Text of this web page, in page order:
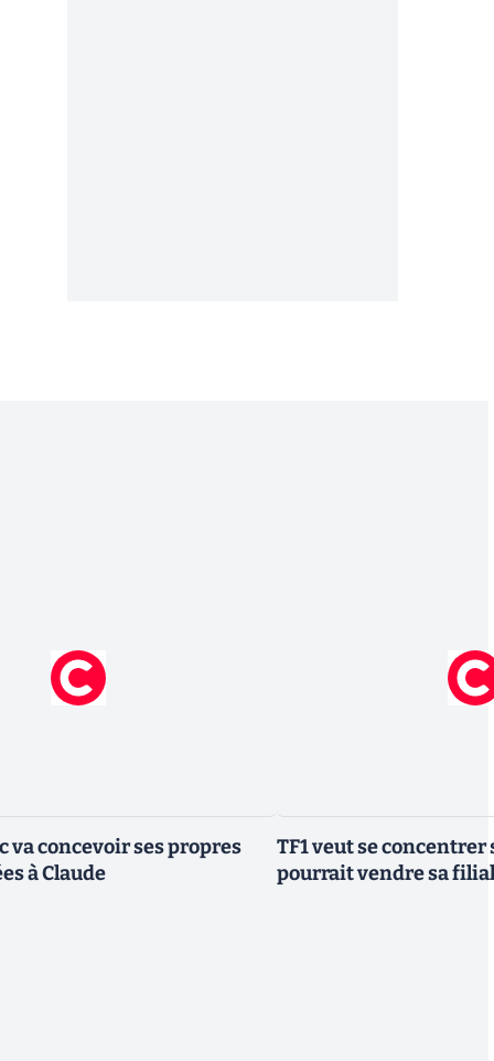
va concevoir ses propres
à Claude
TF1 veut se
pourrait vendre sa